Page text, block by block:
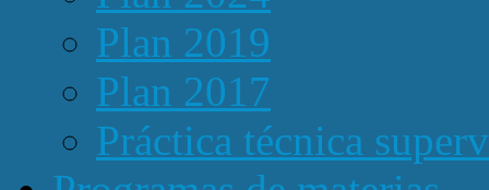
Plan 2019
Plan 2017
Práctica técnica